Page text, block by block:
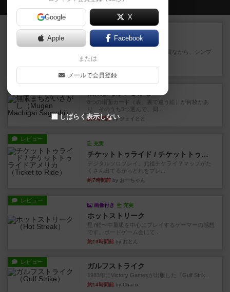
会員の新しい投稿
レビュー
花火
ずっと前のドイツ年間ゲーム大賞ながら、シンプ
ルで簡単な小ゲームで今でも...
約3時間前by tamio
6つの場面カード（表、裏で違う絵）が何枚かあ
り、そのうち3つ選んで、同...
約5時間前by ジェイとと
レビュー
充実
チケットトゥライド / チケットトゥライドアメリカ
デジタルソロプレイ。元祖チケライ？マップがた
くさん出てるからどれをプレ...
約7時間前 by おーちゃん
レビュー
画像付き 充実
ホットストリーク
星7軽〜中量級を中心にプレイするゲーマーの感想
です。ボードゲーム会にて...
約13時間前 by おとん
レビュー ガルフストライク
1983年にVictory Gamesが出版した『Gulf Strik...
約14時間前 by Chaco
Google X
Apple Facebook
または
メールで会員登録
しばらく表示しない